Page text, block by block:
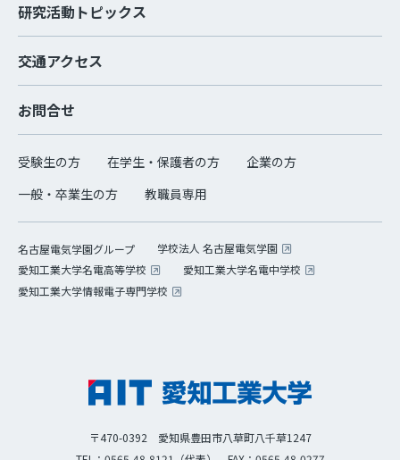
研究活動トピックス
交通アクセス
お問合せ
受験生の方 在学生・保護者の方
企業の方
一般・卒業生の方
教職員専用
名古屋電気学園グループ
学校法人 名古屋電気学園
愛知工業大学名電高等学校
愛知工業大学名電中学校
愛知工業大学情報電子専門学校
〒470-0392 愛知県豊田市八草町八千草1247